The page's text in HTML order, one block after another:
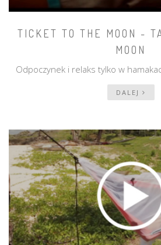
TICKET TO THE MOON -
MOON
Odpoczynek i relaks tylko w
DALEJ